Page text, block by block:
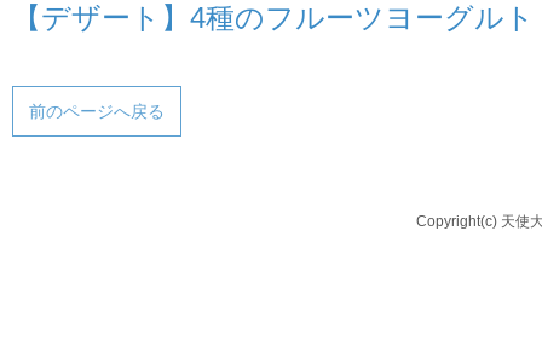
【デザート】4種のフルーツヨーグルト
前のページへ戻る
Copyright(c) 天使